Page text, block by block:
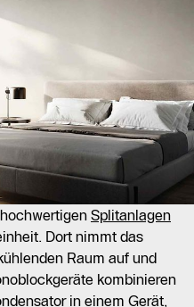
Splitanlagen
Dort nimmt das
Raum auf und
kombinieren
in einem Gerät,